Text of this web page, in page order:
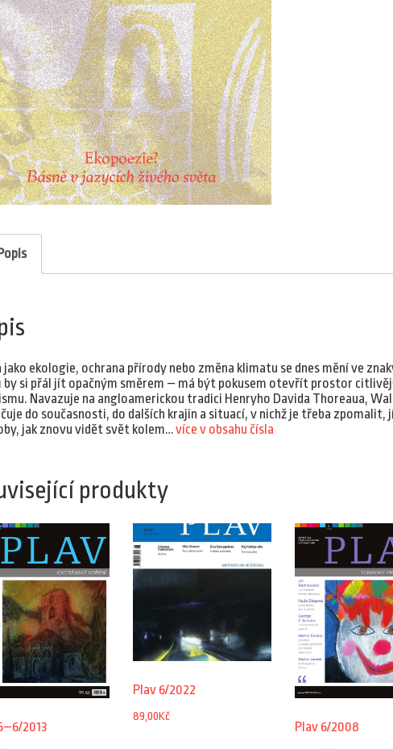
jako ekologie, ochrana přírody nebo změna klimatu se dnes mění ve
by si přál jít opačným směrem – má být pokusem otevřít prostor
Navazuje na angloamerickou tradici Henryho Davida Thoreaua,
do současnosti, do dalších krajin a situací, v nichž je třeba zpomalit,
jak znovu vidět svět kolem…více v obsahu čísla
produkty
2013
Plav 6/2022
89,00Kč
Plav 6/2008